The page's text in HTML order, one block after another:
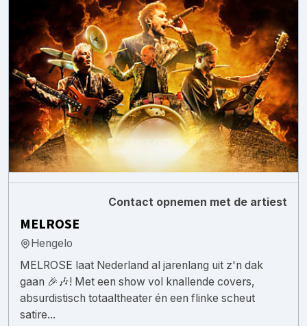
Contact opnemen met de artiest
MELROSE
Hengelo
MELROSE laat Nederland al jarenlang uit z'n dak
gaan 🎉🎶! Met een show vol knallende covers,
absurdistisch totaaltheater én een flinke scheut
satire...